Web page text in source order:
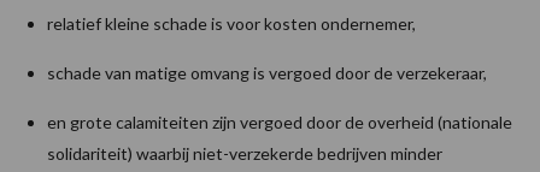
relatief kleine schade is voor kosten ondernemer,
schade van matige omvang is vergoed door de verzekeraar,
en grote calamiteiten zijn vergoed door de overheid (nationale
solidariteit) waarbij niet-verzekerde bedrijven minder